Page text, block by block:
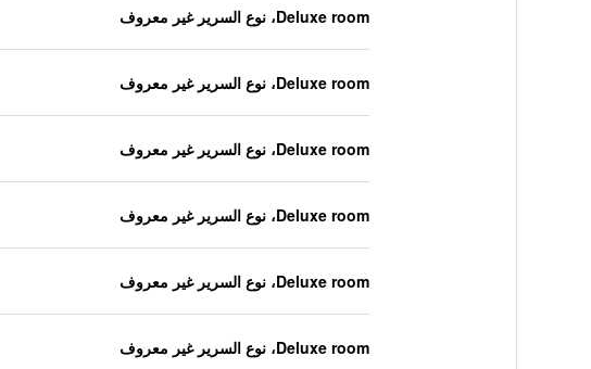
Deluxe room، نوع السرير غير معروف
Deluxe room، نوع السرير غير معروف
Deluxe room، نوع السرير غير معروف
Deluxe room، نوع السرير غير معروف
Deluxe room، نوع السرير غير معروف
Deluxe room، نوع السرير غير معروف